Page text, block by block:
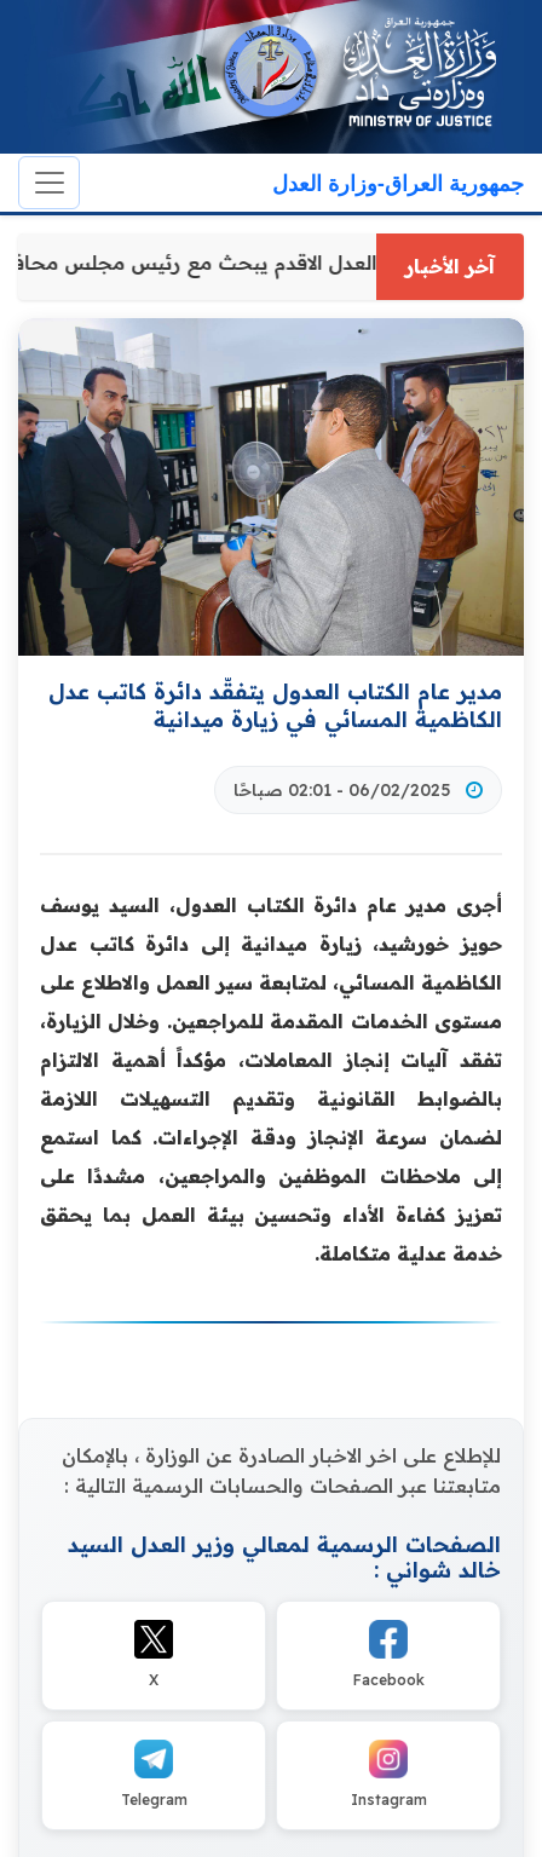
جمهورية العراق-وزارة العدل
آخر الأخباروكيل وزارة العدل الاقدم يبحث مع رئيس مجلس
مدير عام الكتاب العدول يتفقّد دائرة كاتب عدل
الكاظمية المسائي في زيارة ميدانية
06/02/2025 - 02:01 صباحًا
أجرى مدير عام دائرة الكتاب العدول، السيد يوسف
حويز خورشيد، زيارة ميدانية إلى دائرة كاتب عدل
الكاظمية المسائي، لمتابعة سير العمل والاطلاع على
مستوى الخدمات المقدمة للمراجعين. وخلال الزيارة،
تفقد آليات إنجاز المعاملات، مؤكداً أهمية الالتزام
بالضوابط القانونية وتقديم التسهيلات اللازمة
لضمان سرعة الإنجاز ودقة الإجراءات. كما استمع
إلى ملاحظات الموظفين والمراجعين، مشددًا على
تعزيز كفاءة الأداء وتحسين بيئة العمل بما يحقق
خدمة عدلية متكاملة.
للإطلاع على اخر الاخبار الصادرة عن الوزارة ، بالإمكان
متابعتنا عبر الصفحات والحسابات الرسمية التالية :
الصفحات الرسمية لمعالي وزير العدل السيد
خالد شواني :
Facebook
X
Instagram
Telegram